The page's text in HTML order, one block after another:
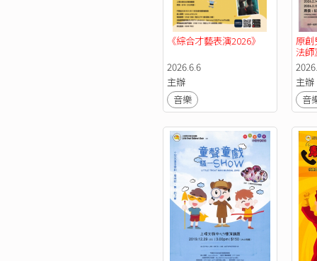
《綜合才藝表演2026》
2026.6.6
主辦
音樂
原創
法師
主
音